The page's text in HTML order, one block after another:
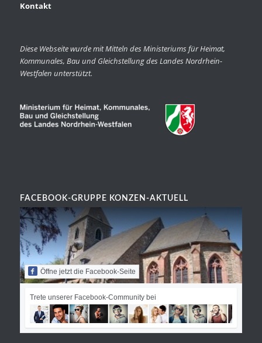
Kontakt
Diese Webseite wurde mit Mitteln des Ministeriums für Heimat,
Kommunales, Bau und Gleichstellung des Landes Nordrhein-
Westfalen unterstützt.
FACEBOOK-GRUPPE KONZEN-AKTUELL
Öffne jetzt die Facebook-Seite
Trete unserer Facebook-Community bei